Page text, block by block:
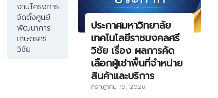
งานโครงการ
จัดตั้งศูนย์
พัฒนาการ
เกษตรศรี
วิชัย
ประกาศมหาวิทยาลัย
เทคโนโลยีราชมงคลศรี
วิชัย เรื่อง ผลการคัด
เลือกผู้เช่าพื้นที่จำหน่าย
สินค้าและบริการ
กรกฎาคม 15, 2026